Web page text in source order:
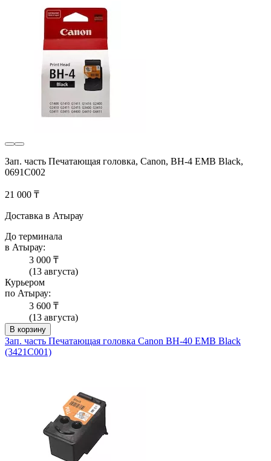
Зап. часть Печатающая головка, Canon, BH-4 EMB Black,
0691C002
21 000 ₸
Доставка в Атырау
До терминала
в Атырау:
3 000 ₸
(13 августа)
Курьером
по Атырау:
3 600 ₸
(13 августа)
В корзину
Зап. часть Печатающая головка Canon BH-40 EMB Black
(3421C001)